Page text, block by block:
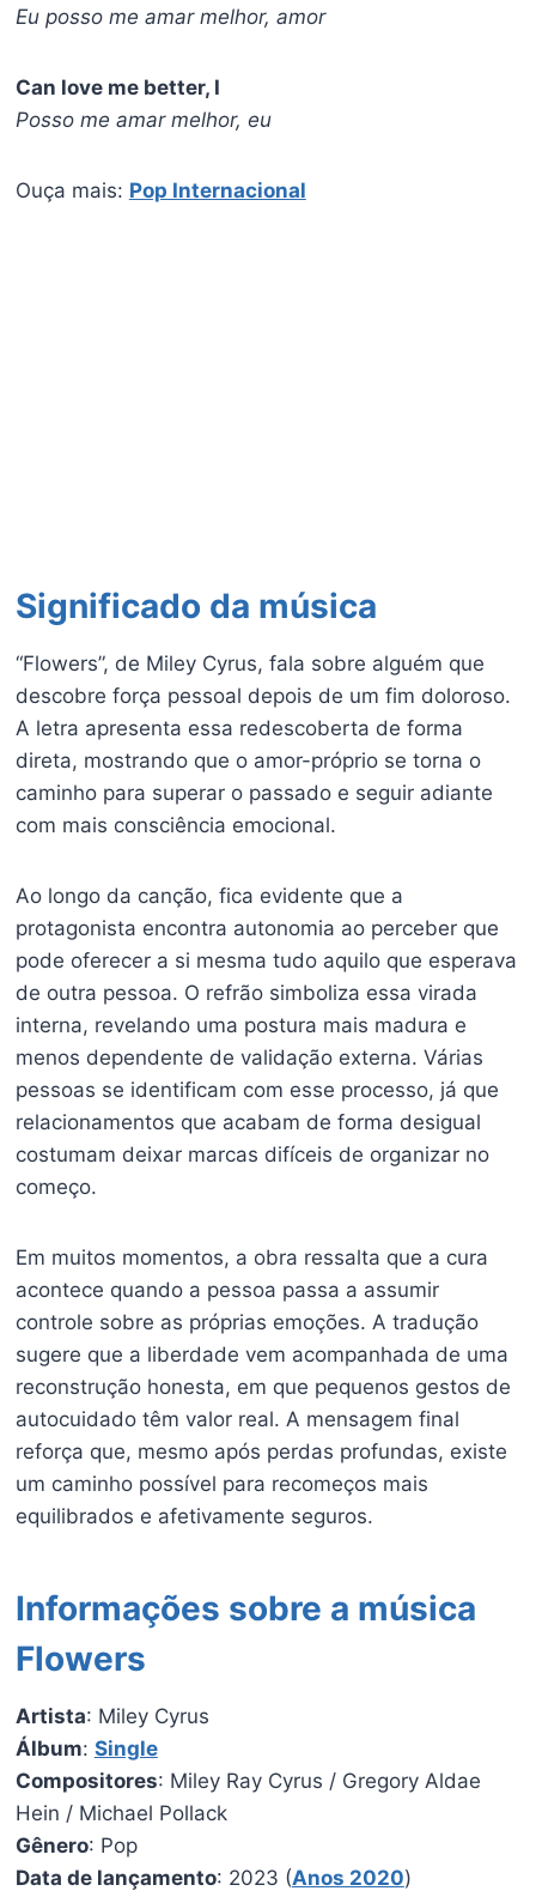
Eu posso me amar melhor, amor
Can love me better, I
Posso me amar melhor, eu
Ouça mais: Pop Internacional
Significado da música
“Flowers”, de Miley Cyrus, fala sobre alguém que
descobre força pessoal depois de um fim doloroso.
A letra apresenta essa redescoberta de forma
direta, mostrando que o amor-próprio se torna o
caminho para superar o passado e seguir adiante
com mais consciência emocional.
Ao longo da canção, fica evidente que a
protagonista encontra autonomia ao perceber que
pode oferecer a si mesma tudo aquilo que esperava
de outra pessoa. O refrão simboliza essa virada
interna, revelando uma postura mais madura e
menos dependente de validação externa. Várias
pessoas se identificam com esse processo, já que
relacionamentos que acabam de forma desigual
costumam deixar marcas difíceis de organizar no
começo.
Em muitos momentos, a obra ressalta que a cura
acontece quando a pessoa passa a assumir
controle sobre as próprias emoções. A tradução
sugere que a liberdade vem acompanhada de uma
reconstrução honesta, em que pequenos gestos de
autocuidado têm valor real. A mensagem final
reforça que, mesmo após perdas profundas, existe
um caminho possível para recomeços mais
equilibrados e afetivamente seguros.
Informações sobre a música
Flowers
Artista: Miley Cyrus
Álbum: Single
Compositores: Miley Ray Cyrus / Gregory Aldae
Hein / Michael Pollack
Gênero: Pop
Data de lançamento: 2023 (Anos 2020)